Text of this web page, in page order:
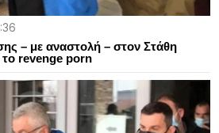
– με αναστολή – στον Στάθη
revenge porn